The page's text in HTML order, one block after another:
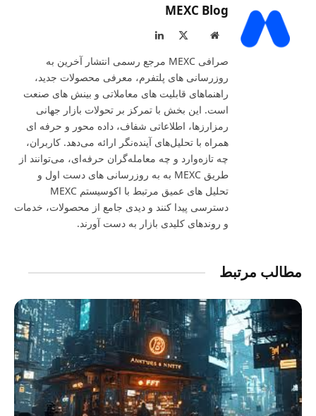
MEXC Blog
Website
LinkedIn
صرافی MEXC مرجع رسمی انتشار آخرین به‌
روزرسانی‌ های پلتفرم، معرفی محصولات جدید،
راهنماهای قابلیت‌ های معاملاتی و بینش‌ های صنعت
است. این بخش با تمرکز بر تحولات بازار جهانی
رمزارزها، اطلاعاتی شفاف، داده‌ محور و حرفه‌ ای
همراه با تحلیل‌های آینده‌نگر ارائه می‌دهد. کاربران،
چه تازه‌وارد و چه معامله‌گران حرفه‌ای، می‌توانند از
طریق MEXC به به‌ روزرسانی‌ های دست‌ اول و
تحلیل‌ های عمیق مرتبط با اکوسیستم MEXC
دسترسی پیدا کنند و دیدی جامع از محصولات، خدمات
و روندهای کلیدی بازار به‌ دست آورند.
مطالب مرتبط